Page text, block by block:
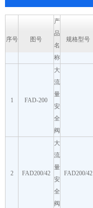
序号 图号
产
品
名
称
规格型号
1 FAD-200
大
流
量
安
全
阀
2 FAD200/42
大
流
量
安
全
阀
FAD200/42